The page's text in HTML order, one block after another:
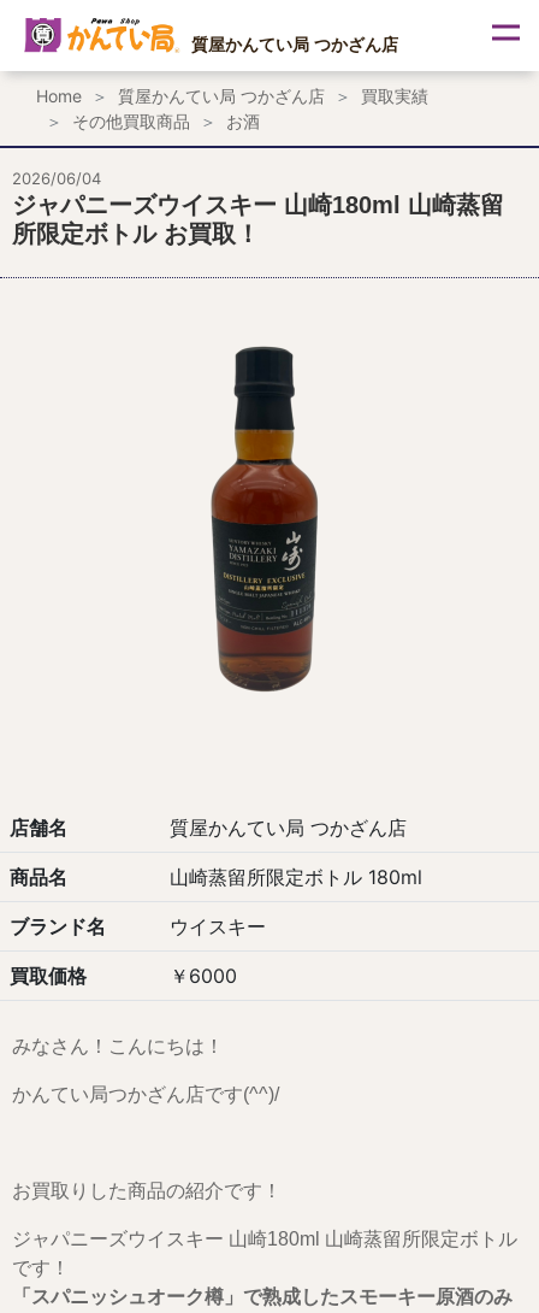
ス
プ
質屋かんてい局 つかざん店
Home 質屋かんてい局 つかざん店
買取実績
その他買取商品
お酒
2026/06/04
ジャパニーズウイスキー 山崎180ml 山崎蒸留
所限定ボトル お買取！
店舗名 質屋かんてい局 つかざん店
商品名 山崎蒸留所限定ボトル 180ml
ブランド名 ウイスキー
買取価格 ￥6000
みなさん！こんにちは！
かんてい局つかざん店です(^^)/
お買取りした商品の紹介です！
ジャパニーズウイスキー 山崎180ml 山崎蒸留所限定ボトル
です！
「スパニッシュオーク樽」で熟成したスモーキー原酒のみ